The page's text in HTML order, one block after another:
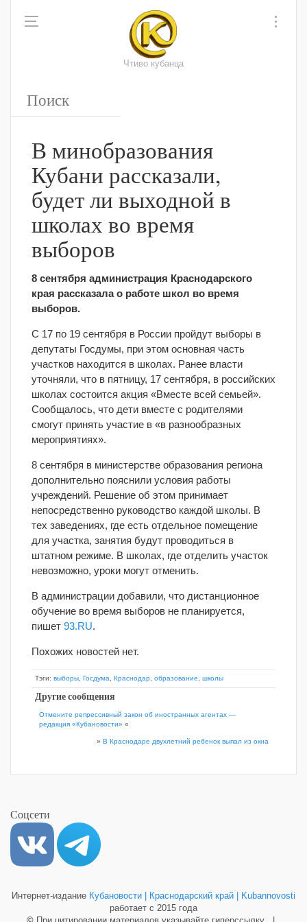
Чтиво кубанца
В минобразования
Кубани рассказали,
будет ли выходной в
школах во время
выборов
8 сентября администрация Краснодарского
края рассказала о работе школ во время
выборов.
С 17 по 19 сентября в России пройдут выборы в
депутаты Госдумы, при этом основная часть
участков находится в школах. Ранее власти
уточняли, что в пятницу, 17 сентября, в российских
школах состоится акция «Вместе всей семьей».
Сообщалось, что дети вместе с родителями
смогут принять участие в «в разнообразных
мероприятиях».
8 сентября в министерстве образования региона
дополнительно пояснили условия работы
учреждений. Решение об этом принимает
непосредственно руководство каждой школы. В
тех заведениях, где есть отдельное помещение
для участка, занятия будут проводиться в
штатном режиме. В школах, где отделить участок
невозможно, уроки могут отменить.
В администрации добавили, что дистанционное
обучение во время выборов не планируется,
пишет 93.RU.
Похожих новостей нет.
Тэги: выборы Госдума Краснодар образование школы
Другие сообщения
Отмените репрессивный закон об иностранных агентах —
редакция «Кубановости» «
» В Краснодаре двухлетний ребенок выпал из окна
Соцсети
Интернет-издание Кубановости | Краснодарский край | Kubannovosti
работает с 2015 года